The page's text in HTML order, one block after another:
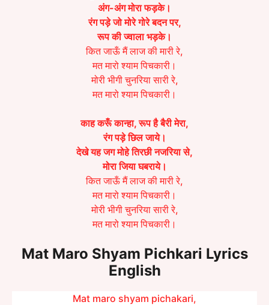
अंग-अंग मोरा फड़के।
रंग पड़े जो मोरे गोरे बदन पर,
रूप की ज्वाला भड़के।
कित जाऊँ मैं लाज की मारी रे,
मत मारो श्याम पिचकारी।
मोरी भीगी चुनरिया सारी रे,
मत मारो श्याम पिचकारी।
काह करूँ कान्हा, रूप है बैरी मेरा,
रंग पड़े छिल जाये।
देखे यह जग मोहे तिरछी नजरिया से,
मोरा जिया घबराये।
कित जाऊँ मैं लाज की मारी रे,
मत मारो श्याम पिचकारी।
मोरी भीगी चुनरिया सारी रे,
मत मारो श्याम पिचकारी।
Mat Maro Shyam Pichkari Lyrics
English
Mat maro shyam pichakari,